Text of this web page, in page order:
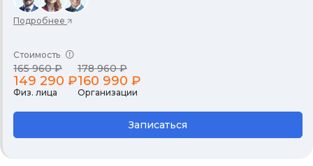
Подробнее
Стоимость
165 960 ₽
149 290 ₽
Физ. лица
178 960 ₽
160 990 ₽
Организации
Записаться